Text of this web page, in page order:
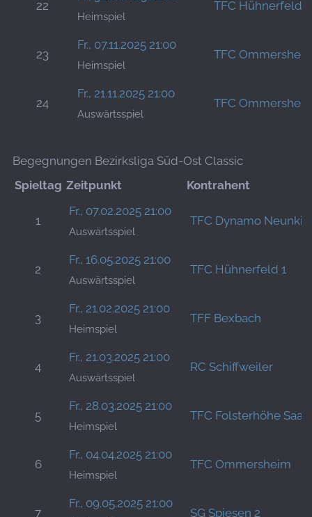
22
Heimspiel
TFC Hühnerfeld 1
23
Fr., 07.11.2025 21:00
Heimspiel
TFC
24
Fr., 21.11.2025 21:00
Auswärtsspiel
TFC
Begegnungen Bezirksliga Süd-Ost Classic
Spieltag Zeitpunkt Kontrahent
1
Fr., 07.02.2025 21:00
Auswärtsspiel
TFC Dynamo
2
Fr., 16.05.2025 21:00
Auswärtsspiel
TFC Hühnerfeld 1
3
Fr., 21.02.2025 21:00
Heimspiel
TFF Bexbach
4
Fr., 21.03.2025 21:00
Auswärtsspiel
RC Schiffweiler
5
Fr., 28.03.2025 21:00
Heimspiel
TFC Folsterhöhe
6
Fr., 04.04.2025 21:00
Heimspiel
TFC Ommersheim
7
Fr., 09.05.2025 21:00
SG Spiesen 2